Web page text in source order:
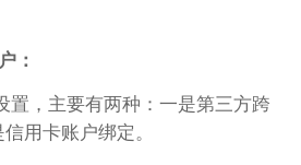
：
置，主要有两种：一是第三方跨
用卡账户绑定。